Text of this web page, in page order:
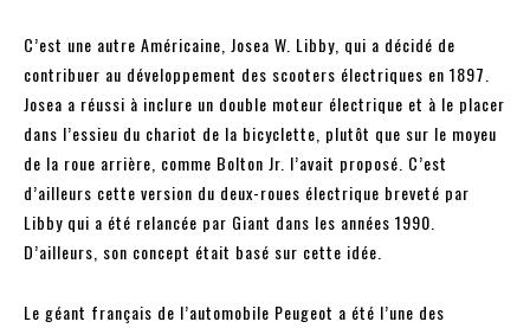
C’est une autre Américaine, Josea W. Libby, qui a décidé de
contribuer au développement des scooters électriques en 1897.
Josea a réussi à inclure un double moteur électrique et à le placer
dans l’essieu du chariot de la bicyclette, plutôt que sur le moyeu
de la roue arrière, comme Bolton Jr. l’avait proposé. C’est
d’ailleurs cette version du deux-roues électrique breveté par
Libby qui a été relancée par Giant dans les années 1990.
D’ailleurs, son concept était basé sur cette idée.
Le géant français de l’automobile Peugeot a été l’une des